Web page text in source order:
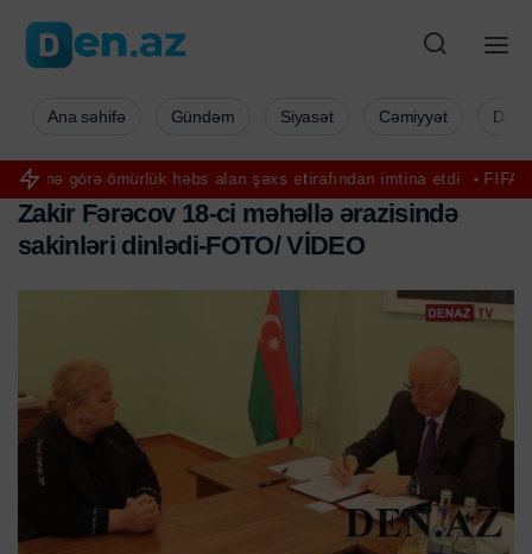
həbs alan şəxs etirafından imtina etdi FIFA prezidentini
Ana səhifə Gündəm Siyasət Cəmiyyət
Zakir Fərəcov 18-ci məhəllə ərazisində
sakinləri dinlədi-FOTO/ VİDEO